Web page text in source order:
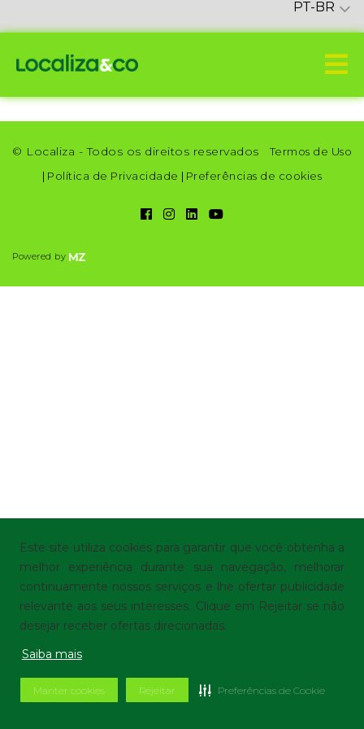
Este site utiliza cookies para garantir que você obtenha a
melhor experiência durante sua navegação, melhorar
continuamente nossos serviços e lhe ofertar publicidade
relevante aos seus interesses. Clique em Rejeitar se não
desejar receber ofertas direcionadas.
Saiba mais
Manter cookies Rejeitar Preferências de Cookie
PT-BR
© Localiza - Todos os direitos reservados
Termos de Uso
| Política de Privacidade | Preferências de cookies
Powered by